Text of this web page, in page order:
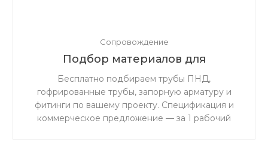
Сопровождение
Подбор материалов для
инженерных сетей по проектной
документации
Бесплатно подбираем трубы ПНД,
гофрированные трубы, запорную арматуру и
фитинги по вашему проекту. Спецификация и
коммерческое предложение — за 1 рабочий